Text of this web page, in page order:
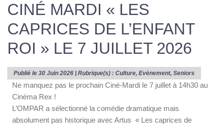
CINÉ MARDI « LES
CAPRICES DE L’ENFANT
ROI » LE 7 JUILLET 2026
Publié le 30 Juin 2026 | Rubrique(s) : Culture, Evènement, Seniors
Ne manquez pas le prochain Ciné-Mardi le 7 juillet à 14h30 au
Cinéma Rex !
L’OMPAR a sélectionné la comédie dramatique mais
absolument pas historique avec Artus « Les caprices de